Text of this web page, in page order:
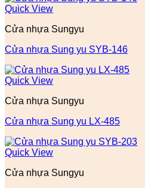
Quick View
Cửa nhựa Sungyu
Cửa nhựa Sung yu SYB-146
Quick View
Cửa nhựa Sungyu
Cửa nhựa Sung yu LX-485
Quick View
Cửa nhựa Sungyu